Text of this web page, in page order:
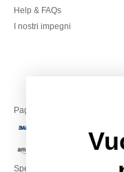
Help & FAQs
I nostri impegni
Paga con
Spediamo con